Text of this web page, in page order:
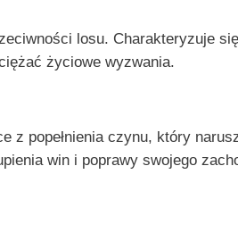
losu. Charakteryzuje
życiowe wyzwania.
z popełnienia czynu, który
win i poprawy swojego